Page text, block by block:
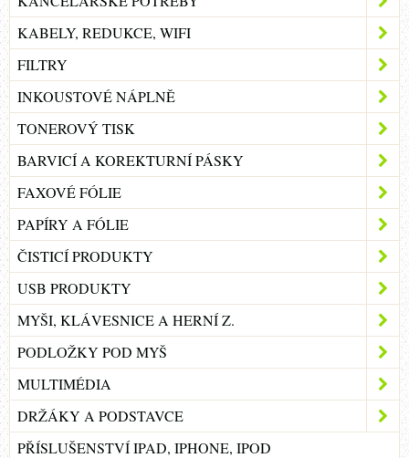
KABELY, REDUKCE, WIFI
FILTRY
INKOUSTOVÉ NÁPLNĚ
TONEROVÝ TISK
BARVICÍ A KOREKTURNÍ PÁSKY
FAXOVÉ FÓLIE
PAPÍRY A FÓLIE
ČISTICÍ PRODUKTY
USB PRODUKTY
MYŠI, KLÁVESNICE A HERNÍ Z.
PODLOŽKY POD MYŠ
MULTIMÉDIA
DRŽÁKY A PODSTAVCE
PŘÍSLUŠENSTVÍ IPAD, IPHONE, IPOD